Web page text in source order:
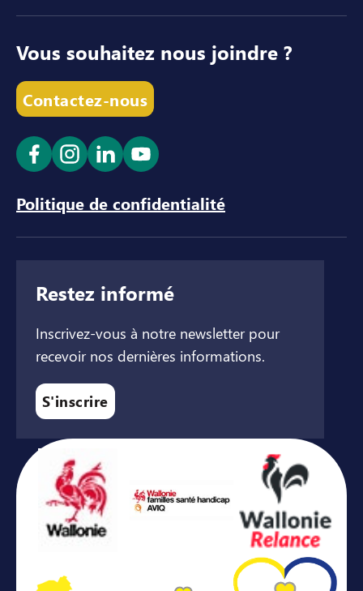
Vous souhaitez nous joindre ?
Contactez-nous
Ouvrir le lien dans un nouvel onglet
Ouvrir le lien dans un nouvel onglet
Ouvrir le lien dans un nouvel
Ouvrir le lien dans un
Politique de confidentialité
Restez informé
Inscrivez-vous à notre newsletter pour
recevoir nos dernières informations.
S'inscrire
Avec le soutien de ...